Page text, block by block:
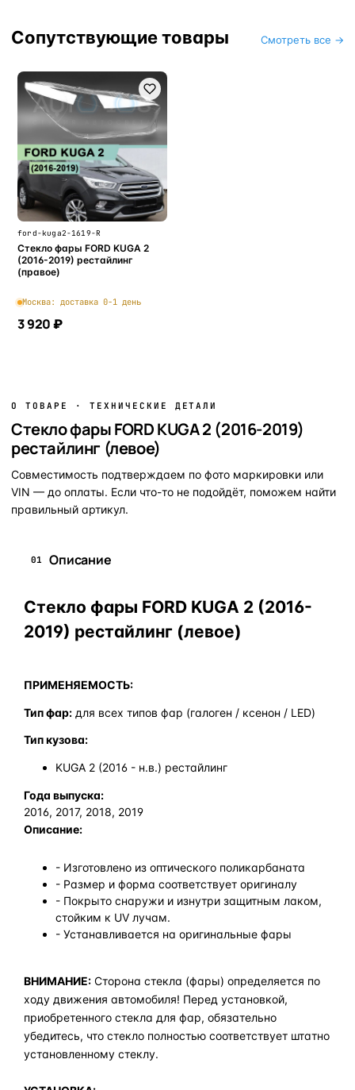
Сопутствующие товары Смотреть все →
ford-kuga2-1619-R
Стекло фары FORD KUGA 2
(2016-2019) рестайлинг
(правое)
Москва: доставка 0-1 день
3 920 ₽
О ТОВАРЕ · ТЕХНИЧЕСКИЕ ДЕТАЛИ
Стекло фары FORD KUGA 2 (2016-2019)
рестайлинг (левое)
Совместимость подтверждаем по фото маркировки или
VIN — до оплаты. Если что-то не подойдёт, поможем найти
правильный артикул.
01 Описание
Стекло фары FORD KUGA 2 (2016-
2019) рестайлинг (левое)
ПРИМЕНЯЕМОСТЬ:
Тип фар: для всех типов фар (галоген / ксенон / LED)
Тип кузова:
KUGA 2 (2016 - н.в.) рестайлинг
Года выпуска:
2016, 2017, 2018, 2019
Описание:
- Изготовлено из оптического поликарбаната
- Размер и форма соответствует оригиналу
- Покрыто снаружи и изнутри защитным лаком,
стойким к UV лучам.
- Устанавливается на оригинальные фары
ВНИМАНИЕ: Сторона стекла (фары) определяется по
ходу движения автомобиля! Перед установкой,
приобретенного стекла для фар, обязательно
убедитесь, что стекло полностью соответствует штатно
установленному стеклу.